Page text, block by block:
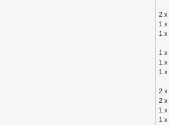
2 x
1 x
1 x
1 x
1 x
1 x
2 x
2 x
1 x
1 x